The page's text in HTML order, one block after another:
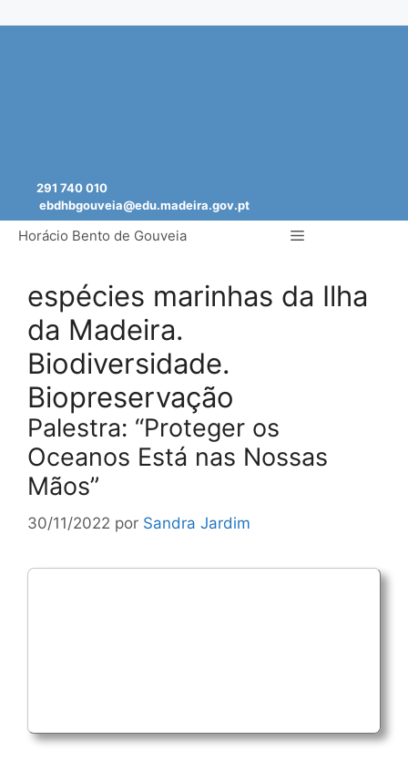
291 740 010
ebdhbgouveia@edu.madeira.gov.pt
Horácio Bento de Gouveia Menu
espécies marinhas da Ilha
da Madeira.
Biodiversidade.
Biopreservação
Palestra: “Proteger os
Oceanos Está nas Nossas
Mãos”
30/11/2022 por Sandra Jardim